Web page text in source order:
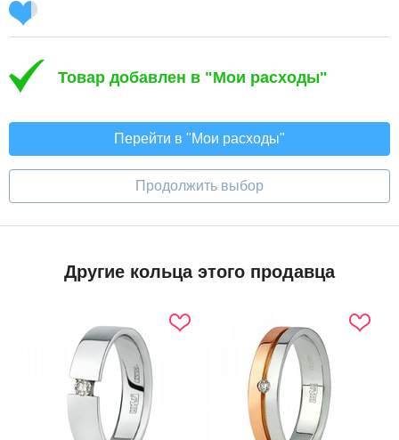
Товар добавлен в "Мои расходы"
Перейти в "Мои расходы"
Продолжить выбор
Другие кольца этого продавца